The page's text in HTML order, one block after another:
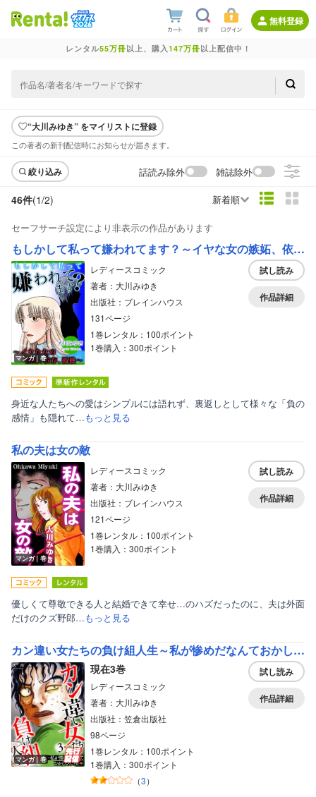
無料登録
レンタル55万冊以上、購入147万冊以上配信中！
“大川みゆき” をマイリストに登録
この著者の新刊配信時にお知らせが届きます。
絞り込み 話読み除外 雑誌除外
46件(1/2) 新着順
セーフサーチ設定により非表示の作品があります
もしかして私って嫌われてます？～イヤな女の嫉妬、依存、孤独～
マンガ｜巻
レディースコミック
著者：大川みゆき
出版社：ブレインハウス
131ページ
1巻レンタル：100ポイント
1巻購入：300ポイント
試し読み
作品詳細
身近な人たちへの愛はシンプルには語れず、裏返しとして様々な「負の
感情」も隠れて…もっと見る
私の夫は女の敵
マンガ｜巻
レディースコミック
著者：大川みゆき
出版社：ブレインハウス
121ページ
1巻レンタル：100ポイント
1巻購入：300ポイント
試し読み
作品詳細
優しくて尊敬できる人と結婚できて幸せ…のハズだったのに、夫は外面
だけのクズ野郎…もっと見る
カン違い女たちの負け組人生～私が惨めだなんておかしいだろ！～
マンガ｜巻
現在3巻
レディースコミック
著者：大川みゆき
出版社：笠倉出版社
98ページ
1巻レンタル：100ポイント
1巻購入：300ポイント
（3）
試し読み
作品詳細